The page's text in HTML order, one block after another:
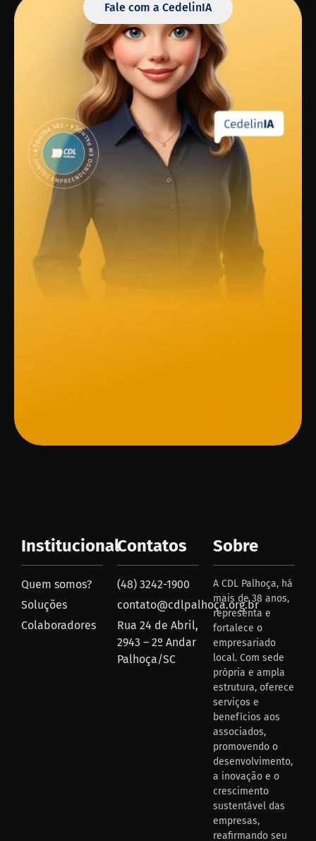
Fale com a CedelinIA
Institucional
Quem somos?
Soluções
Colaboradores
Contatos
(48) 3242-1900
contato@cdlpalhoça.org.br
Rua 24 de Abril,
2943 – 2º Andar
Palhoça/SC
Sobre
A CDL Palhoça, há
mais de 38 anos,
representa e
fortalece o
empresariado
local. Com sede
própria e ampla
estrutura, oferece
serviços e
benefícios aos
associados,
promovendo o
desenvolvimento,
a inovação e o
crescimento
sustentável das
empresas,
reafirmando seu